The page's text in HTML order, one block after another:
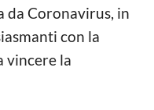
da Coronavirus, in
con la
vincere la